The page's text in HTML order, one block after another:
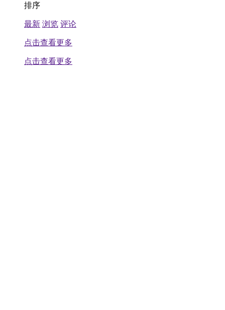
排序
最新 浏览 评论
点击查看更多
点击查看更多